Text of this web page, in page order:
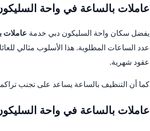
عاملات بالساعة في واحة
يفضل سكان واحة السليكون دبي خدمة عاملات
عدد الساعات المطلوبة. هذا الأسلوب مثالي
عقود شهرية.
كما أن التنظيف بالساعة يساعد على تجنب
عاملات بالساعة في واحة